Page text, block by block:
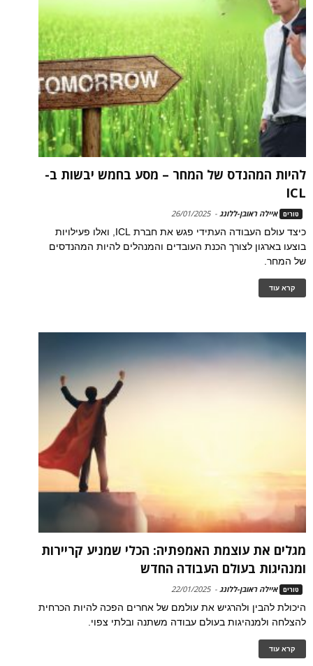
להיות המהנדס של המחר – מסע בחמש יבשות ב-
ICL
טורים איילה ראובן-ללונג -
26/01/2025
כיצד עולם העבודה העתידי פגש את חברת ICL, ואלו פעילויות
בוצעו בארגון לצורך הכנת העובדים והמנהלים להיות המהנדסים
של המחר.
קרא עוד
מגלים את עוצמת האמפתיה: הכלי שמניע קריירות
ומנהיגות בעולם העבודה החדש
טורים איילה ראובן-ללונג -
22/01/2025
היכולת להבין ולהרגיש את עולמם של אחרים הפכה להיות הכרחית
להצלחה ולמנהיגות בעולם עבודה משתנה ובלתי צפוי.
קרא עוד